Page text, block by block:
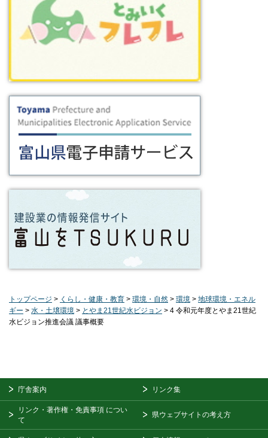
トップページ > くらし・健康・教育 > 環境・自然 > 環境 > 地球環境・エネル
ギー > 水・土壌環境 > とやま21世紀水ビジョン > 4 令和元年度とやま21世紀
水ビジョン推進会議 議事概要
庁舎案内 リンク集
リンク・著作権・免責事項 につい
て
県ウェブサイトの考え方